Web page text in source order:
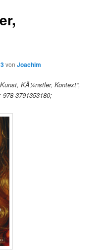
vonJoachim
KÃ¼nstler, Kontext“,
3791353180;